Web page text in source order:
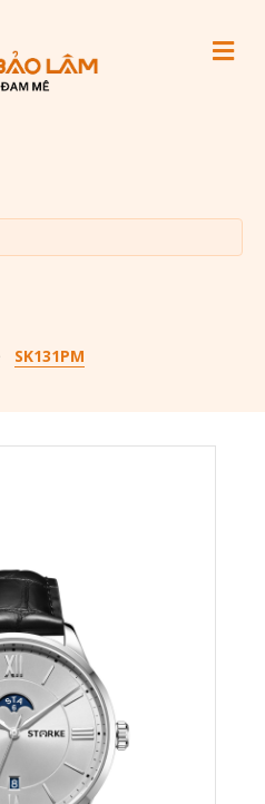
SK131PM